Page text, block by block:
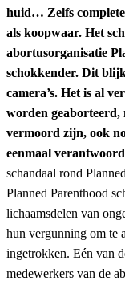
huid… Zelfs
als koopwaar. Het
abortusorganisatie
schokkender. Dit
camera’s. Het is al
worden geaborteerd,
vermoord zijn, ook
eenmaal
schandaal rond
Planned Parenthood
lichaamsdelen van
hun vergunning om te
ingetrokken. Eén van
medewerkers van de